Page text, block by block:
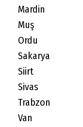
Mardin
Muş
Ordu
Sakarya
Siirt
Sivas
Trabzon
Van